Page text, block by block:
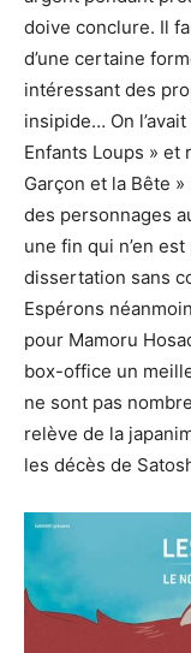
doive conclure. Il
d’une certaine
intéressant des
insipide… On
Enfants Loups » et
Garçon et la Bête
des personnages
une fin qui n’en
dissertation sans
Espérons
pour Mamoru
box-office un
ne sont pas
relève de la
les décès de